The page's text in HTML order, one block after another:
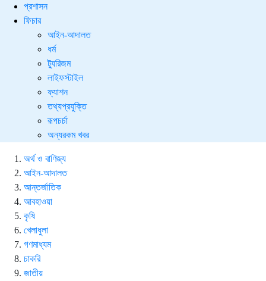
প্রশাসন
ফিচার
আইন-আদালত
ধর্ম
ট্যুরিজম
লাইফস্টাইল
ফ্যাশন
তথ্যপ্রযুক্তি
রূপচর্চা
অন্যরকম খবর
অর্থ ও বাণিজ্য
আইন-আদালত
আন্তর্জাতিক
আবহাওয়া
কৃষি
খেলাধুলা
গণমাধ্যম
চাকরি
জাতীয়